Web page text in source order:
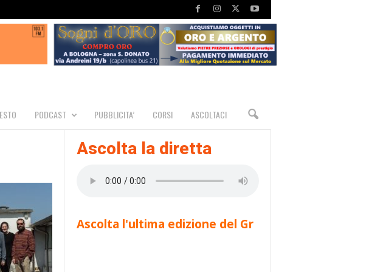
PODCAST PUBBLICITA’ CORSI ASCOLTACI
Ascolta la diretta
Ascolta l'ultima edizione del Gr